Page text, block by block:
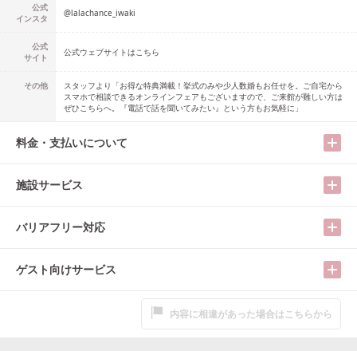
公式
インスタ
@lalachance_iwaki
公式
サイト
公式ウェブサイトはこちら
その他
スタッフより「お得な特典満載！挙式のみや少人数婚もお任せを。ご自宅から
スマホで相談できるオンラインフェアもございますので、ご来館が難しい方は
ぜひこちらへ。『電話で話を聞いてみたい』という方もお気軽に」
料金・支払いについて
施設サービス
バリアフリー対応
ゲスト向けサービス
内容に相違があった場合はこちらから